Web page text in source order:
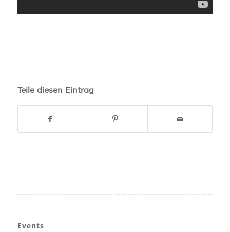
Teile diesen Eintrag
Events